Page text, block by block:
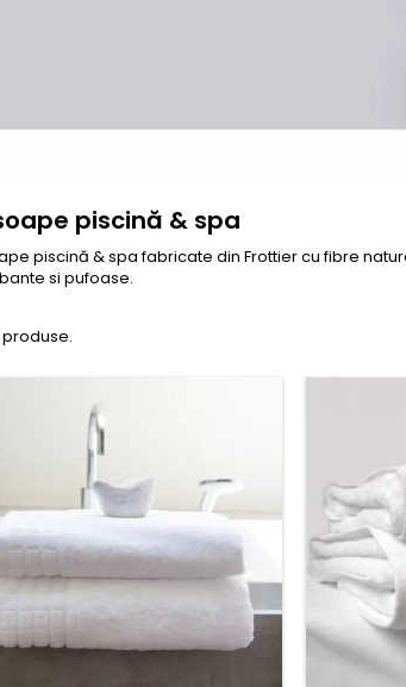
piscină & spa
piscină & spafabricate din Frottier cu fibre
si pufoase.
produse.